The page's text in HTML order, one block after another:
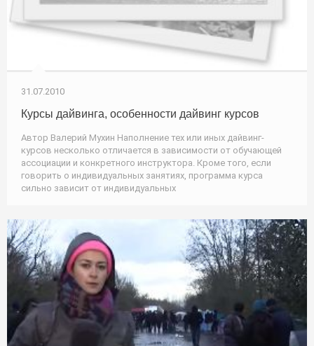
31.07.2010
Курсы дайвинга, особенности дайвинг курсов
Автор Валерий Мухин Наполнение тех или иных дайвинг-
курсов несколько отличается в зависимости от обучающей
ассоциации и конкретного инструктора. Кроме того, если
говорить о индивидуальных занятиях, программа курса
сильно зависит от индивидуальных